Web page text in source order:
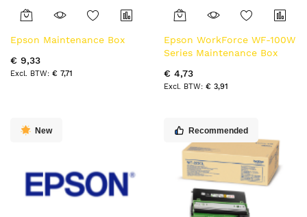
Epson Maintenance Box
€ 9,33
€ 7,71
Epson WorkForce WF-100W
Series Maintenance Box
€ 4,73
€ 3,91
New Recommended